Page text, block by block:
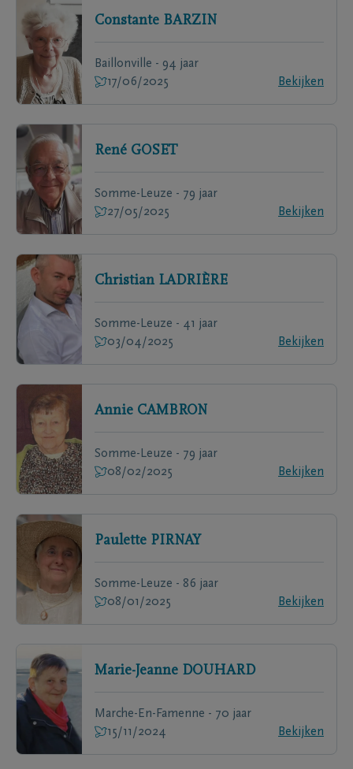
Constante BARZIN
Baillonville - 94 jaar
17/06/2025
Bekijken
René GOSET
Somme-Leuze - 79 jaar
27/05/2025
Bekijken
Christian LADRIÈRE
Somme-Leuze - 41 jaar
03/04/2025
Bekijken
Annie CAMBRON
Somme-Leuze - 79 jaar
08/02/2025
Bekijken
Paulette PIRNAY
Somme-Leuze - 86 jaar
08/01/2025
Bekijken
Marie-Jeanne DOUHARD
Marche-En-Famenne - 70 jaar
15/11/2024
Bekijken